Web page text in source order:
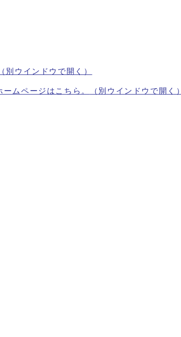
（別ウインドウで開く）
ムページはこちら。 （別ウインドウで開く）